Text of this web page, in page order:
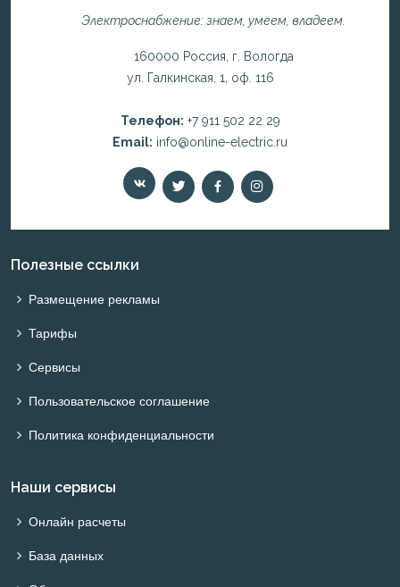
Электроснабжение: знаем, умеем, владеем.
160000 Россия, г. Вологда
ул. Галкинская, 1, оф. 116
Телефон: +7 911 502 22 29
Email: info@online-electric.ru
Полезные ссылки
Размещение рекламы
Тарифы
Сервисы
Пользовательское соглашение
Политика конфиденциальности
Наши сервисы
Онлайн расчеты
База данных